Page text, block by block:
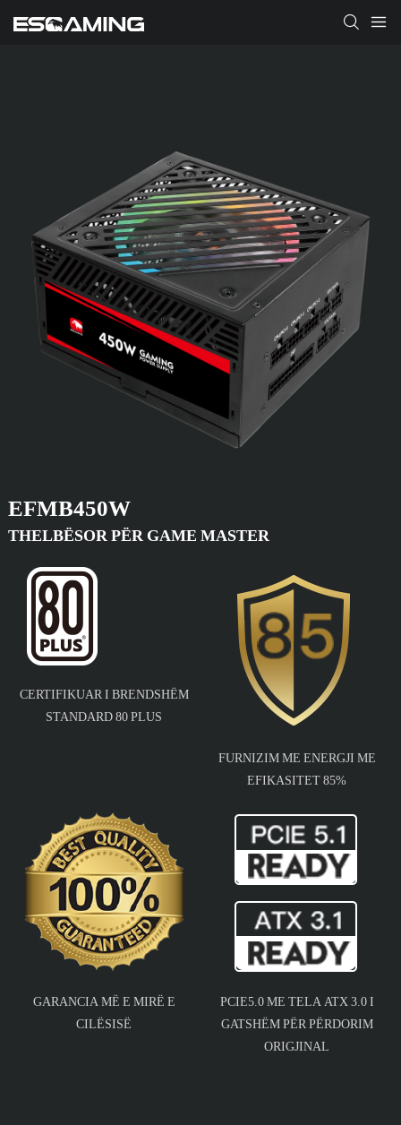
EFMB450W
THELBËSOR PËR GAME MASTER
CERTIFIKUAR I BRENDSHËM
STANDARD 80 PLUS
FURNIZIM ME ENERGJI ME
EFIKASITET 85%
GARANCIA MË E MIRË E
CILËSISË
PCIE5.0 ME TELA ATX 3.0 I
GATSHËM PËR PËRDORIM
ORIGJINAL